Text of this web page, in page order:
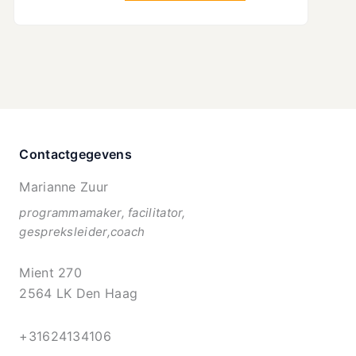
Contactgegevens
Marianne Zuur
programmamaker, facilitator,
gespreksleider,coach
Mient 270
2564 LK Den Haag
+31624134106